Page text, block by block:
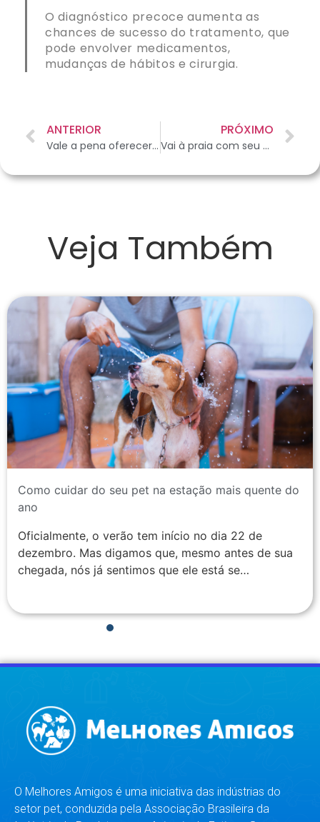
O diagnóstico precoce aumenta as
chances de sucesso do tratamento, que
pode envolver medicamentos,
mudanças de hábitos e cirurgia.
ANTERIOR
Vale a pena oferecer pet food para meu melhor amigo?
PRÓXIMO
Vai à praia com seu cão? Saiba quais cuidados são necessários
Veja Também
Como cuidar do seu pet na estação mais quente do
ano
Oficialmente, o verão tem início no dia 22 de
dezembro. Mas digamos que, mesmo antes de sua
chegada, nós já sentimos que ele está se…
O Melhores Amigos é uma iniciativa das indústrias do
setor pet, conduzida pela Associação Brasileira da